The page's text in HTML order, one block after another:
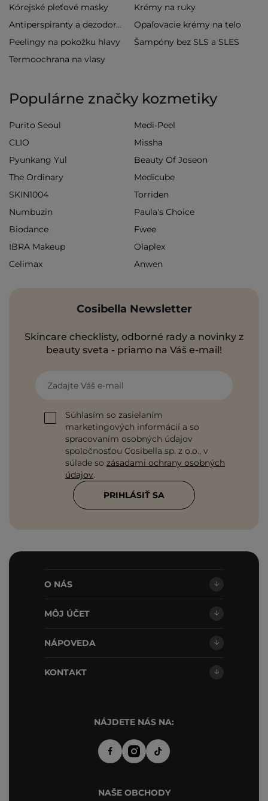
Kórejské pleťové masky
Krémy na ruky
Antiperspiranty a dezodoranty
Opaľovacie krémy na telo
Peelingy na pokožku hlavy
Šampóny bez SLS a SLES
Termoochrana na vlasy
Populárne značky kozmetiky
Purito Seoul
Medi-Peel
CLIO
Missha
Pyunkang Yul
Beauty Of Joseon
The Ordinary
Medicube
SKIN1004
Torriden
Numbuzin
Paula's Choice
Biodance
Fwee
IBRA Makeup
Olaplex
Celimax
Anwen
Cosibella Newsletter
Skincare checklisty, odborné rady a novinky z
beauty sveta - priamo na Váš e-mail!
Zadajte Váš e-mail
Súhlasím so zasielaním
marketingových informácií a so
spracovaním osobných údajov
spoločnosťou Cosibella sp. z o.o., v
súlade so zásadami ochrany osobných
údajov.
PRIHLÁSIŤ SA
O NÁS
MÔJ ÚČET
NÁPOVEDA
KONTAKT
NÁJDETE NÁS NA:
NAŠE OBCHODY